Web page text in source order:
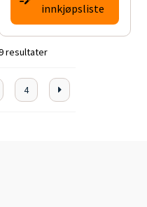
innkjøpsliste
resultater
4